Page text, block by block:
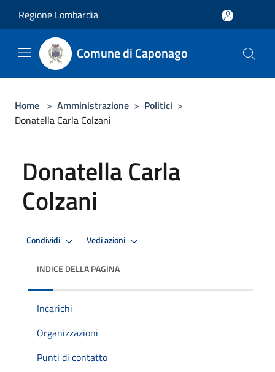
Regione Lombardia
Comune di Caponago
Home > Amministrazione > Politici >
Donatella Carla Colzani
Donatella Carla
Colzani
Condividi Vedi azioni
INDICE DELLA PAGINA
Incarichi
Organizzazioni
Punti di contatto